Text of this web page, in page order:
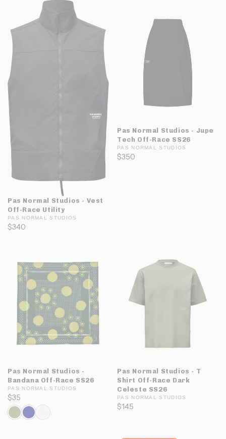
Pas Normal Studios - Vest
Off-Race Utility
PAS NORMAL STUDIOS
$340
Pas Normal Studios - Jupe
Tech Off-Race SS26
PAS NORMAL STUDIOS
$350
Pas Normal Studios -
Bandana Off-Race SS26
PAS NORMAL STUDIOS
$35
Pas Normal Studios - T
Shirt Off-Race Dark
Celeste SS26
PAS NORMAL STUDIOS
$145